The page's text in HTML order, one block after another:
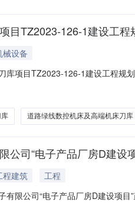
目TZ2023-126-1建设工程
械设备
库项目TZ2023-126-1建设工程规
水公款ReeER我局于2024年12月
道路绿线数控机床及高端机床刀库
公司“电子产品厂房D建
程建筑
工程
有限公司“电子产品厂房D建设项